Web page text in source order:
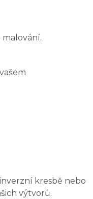
kresbě nebo
výtvorů.